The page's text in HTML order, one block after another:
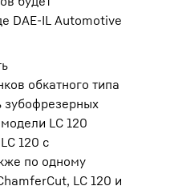
DAE-IL Automotive
обкатного типа
зубофрезерных
LC 120
120 с
по одному
LC 120 и